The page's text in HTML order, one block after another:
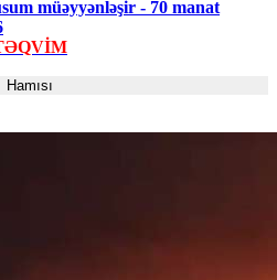
müəyyənləşir - 70 manat
Hamısı